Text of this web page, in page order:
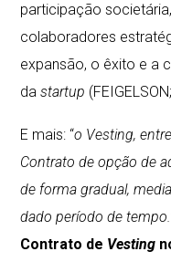
participação
colaboradores
expansão, o êxito e a
dastartup
E mais: “o Vesting,
Contrato de opção de
de forma gradual,
dado período de tempo.
Contrato de Vesting